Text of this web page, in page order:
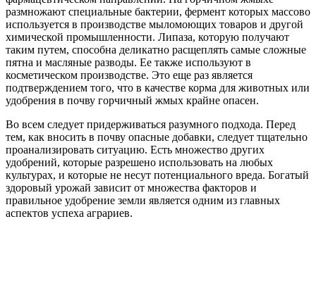
размножают специальные бактерии, фермент которых массово
используется в производстве мыломоющих товаров и другой
химической промышленности. Липаза, которую получают
таким путем, способна деликатно расщеплять самые сложные
пятна и масляные разводы. Ее также используют в
косметическом производстве. Это еще раз является
подтверждением того, что в качестве корма для животных или
удобрения в почву горчичный жмых крайне опасен.
Во всем следует придерживаться разумного подхода. Перед
тем, как вносить в почву опасные добавки, следует тщательно
проанализировать ситуацию. Есть множество других
удобрений, которые разрешено использовать на любых
культурах, и которые не несут потенциального вреда. Богатый
здоровый урожай зависит от множества факторов и
правильное удобрение земли является одним из главных
аспектов успеха аграриев.